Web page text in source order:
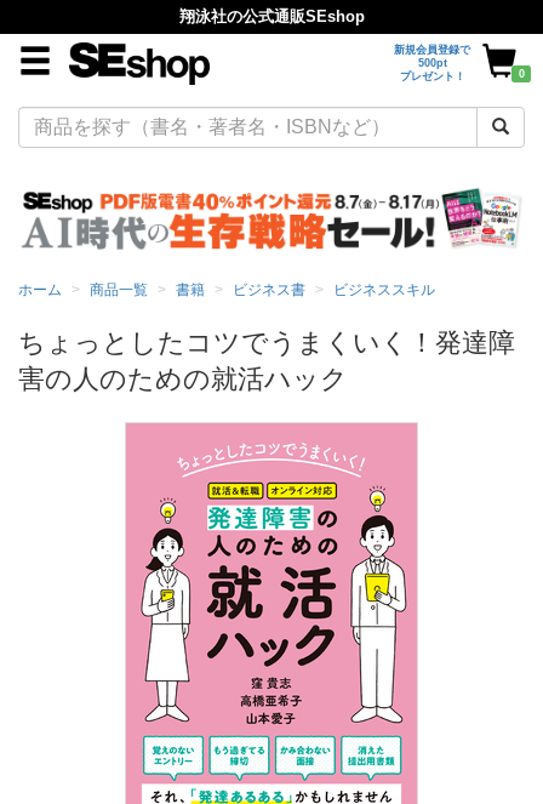
翔泳社の公式通販SEshop
新規会員登録で
500pt
プレゼント！
0
ホーム 商品一覧 書籍 ビジネス書 ビジネススキル
ちょっとしたコツでうまくいく！発達障
害の人のための就活ハック